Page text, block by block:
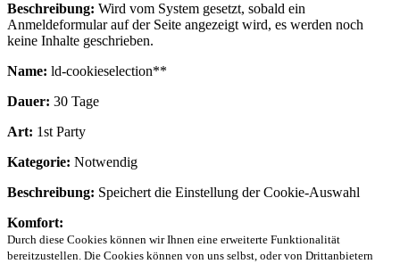
Beschreibung: Wird vom System gesetzt, sobald ein
Anmeldeformular auf der Seite angezeigt wird, es werden noch
keine Inhalte geschrieben.
Name: ld-cookieselection**
Dauer: 30 Tage
Art: 1st Party
Kategorie: Notwendig
Beschreibung: Speichert die Einstellung der Cookie-Auswahl
Komfort:
Durch diese Cookies können wir Ihnen eine erweiterte Funktionalität
bereitzustellen. Die Cookies können von uns selbst, oder von Drittanbietern